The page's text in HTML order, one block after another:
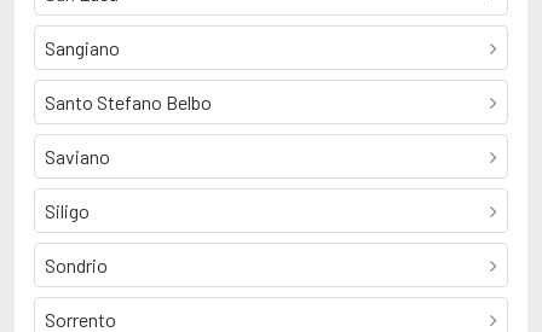
Sangiano
Santo Stefano Belbo
Saviano
Siligo
Sondrio
Sorrento